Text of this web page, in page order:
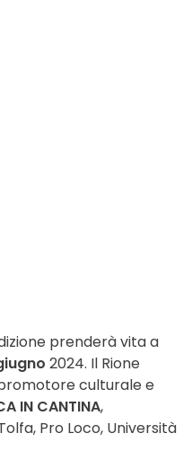
prenderà vita a
2024. Il Rione
culturale e
IN CANTINA,
Pro Loco, Università